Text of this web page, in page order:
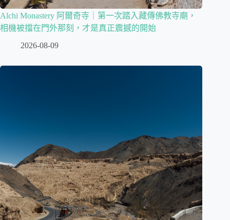
Alchi Monastery 阿爾奇寺｜第一次踏入藏傳佛教寺廟，
相機被擋在門外那刻，才是真正震撼的開始
2026-08-09